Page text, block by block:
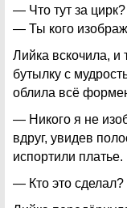
— Что тут за
— Ты кого
Лийка вскочила, и
бутылку с
облила всё
— Никого я не
вдруг, увидев
испортили платье.
— Кто это сделал?